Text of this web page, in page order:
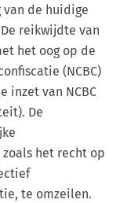
de huidige
reikwijdte van
het oog op de
(NCBC)
inzet van NCBC
De
het recht op
te omzeilen.